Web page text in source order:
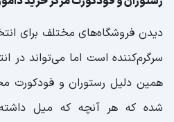
دیدن فروشگاه‌های مختلف برای
سرگرم‌کننده است اما می‌تواند در
همین دلیل رستوران و فودکورت
شده که هر آنچه که میل داشته